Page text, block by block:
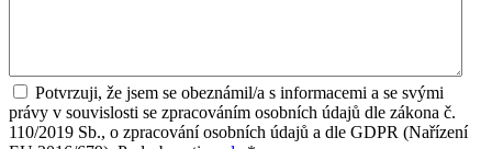
Potvrzuji, že jsem se obeznámil/a s informacemi a se svými
právy v souvislosti se zpracováním osobních údajů dle zákona č.
110/2019 Sb., o zpracování osobních údajů a dle GDPR (Nařízení